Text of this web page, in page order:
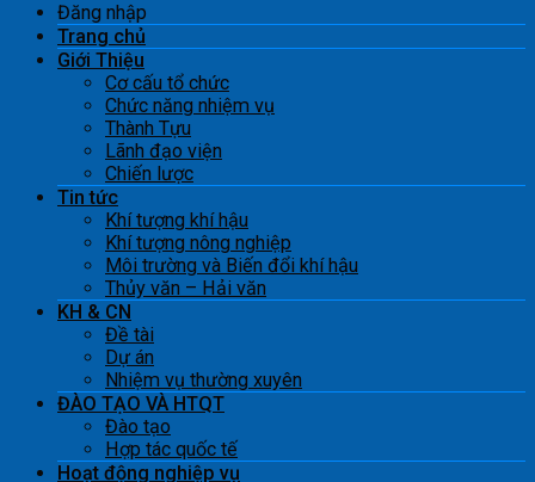
Đăng nhập
Trang chủ
Giới Thiệu
Cơ cấu tổ chức
Chức năng nhiệm vụ
Thành Tựu
Lãnh đạo viện
Chiến lược
Tin tức
Khí tượng khí hậu
Khí tượng nông nghiệp
Môi trường và Biến đổi khí hậu
Thủy văn – Hải văn
KH & CN
Đề tài
Dự án
Nhiệm vụ thường xuyên
ĐÀO TẠO VÀ HTQT
Đào tạo
Hợp tác quốc tế
Hoạt động nghiệp vụ